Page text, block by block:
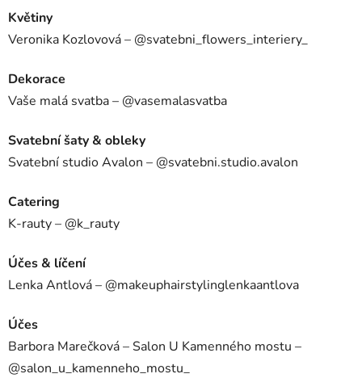
Květiny
Veronika Kozlovová – @svatebni_flowers_interiery_
Dekorace
Vaše malá svatba – @vasemalasvatba
Svatební šaty & obleky
Svatební studio Avalon – @svatebni.studio.avalon
Catering
K-rauty – @k_rauty
Účes & líčení
Lenka Antlová – @makeuphairstylinglenkaantlova
Účes
Barbora Marečková – Salon U Kamenného mostu –
@salon_u_kamenneho_mostu_